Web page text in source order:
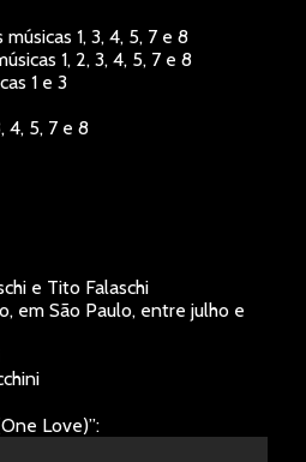
1, 3, 4, 5, 7 e 8
1, 2, 3, 4, 5, 7 e 8
1 e 3
4, 5, 7 e 8
e Tito Falaschi
em São Paulo, entre julho e
Love)”: